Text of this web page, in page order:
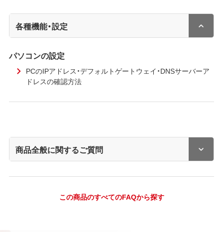
各種機能・設定
パソコンの設定
PCのIPアドレス・デフォルトゲートウェイ・DNSサーバーア
ドレスの確認方法
商品全般に関するご質問
この商品のすべてのFAQから探す